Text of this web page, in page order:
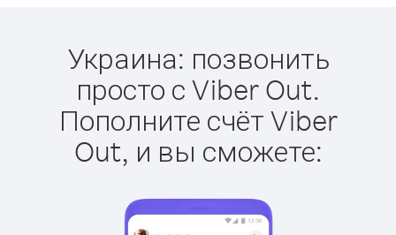
Украина: позвонить
просто с Viber Out.
Пополните счёт Viber
Out, и вы сможете: